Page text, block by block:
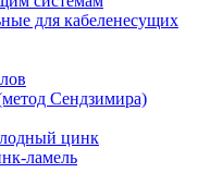
для кабеленесущих
Сендзимира)
цинк
ламель